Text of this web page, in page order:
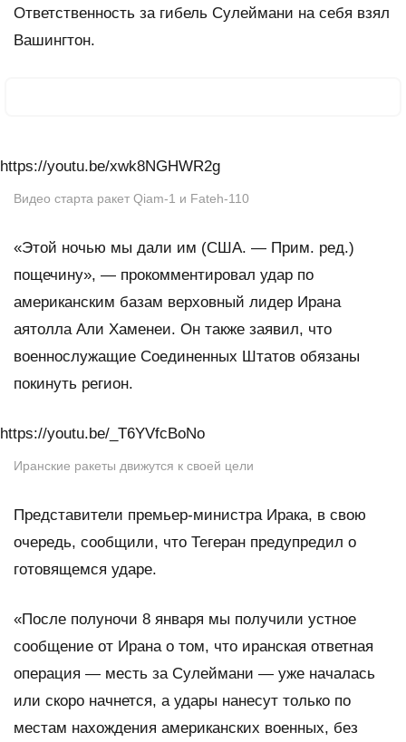
Ответственность за гибель Сулеймани на себя взял
Вашингтон.
https://youtu.be/xwk8NGHWR2g
Видео старта ракет Qiam-1 и Fateh-110
«Этой ночью мы дали им (США. — Прим. ред.)
пощечину», — прокомментировал удар по
американским базам верховный лидер Ирана
аятолла Али Хаменеи. Он также заявил, что
военнослужащие Соединенных Штатов обязаны
покинуть регион.
https://youtu.be/_T6YVfcBoNo
Иранские ракеты движутся к своей цели
Представители премьер-министра Ирака, в свою
очередь, сообщили, что Тегеран предупредил о
готовящемся ударе.
«После полуночи 8 января мы получили устное
сообщение от Ирана о том, что иранская ответная
операция — месть за Сулеймани — уже началась
или скоро начнется, а удары нанесут только по
местам нахождения американских военных, без